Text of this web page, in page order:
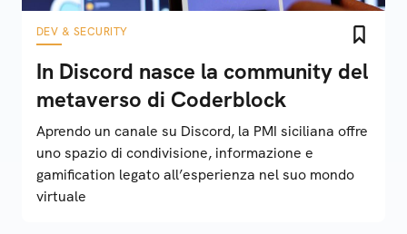
DEV & SECURITY
In Discord nasce la community del
metaverso di Coderblock
Aprendo un canale su Discord, la PMI siciliana offre
uno spazio di condivisione, informazione e
gamification legato all’esperienza nel suo mondo
virtuale